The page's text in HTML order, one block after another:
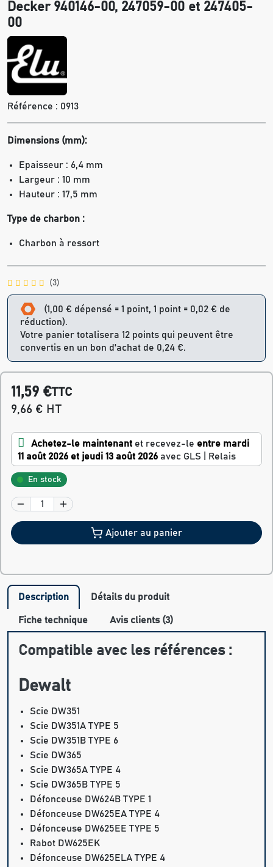
Decker 940146-00, 247059-00 et 247405-
00
Référence : 0913
Dimensions (mm):
Epaisseur : 6,4 mm
Largeur : 10 mm
Hauteur : 17,5 mm
Type de charbon :
Charbon à ressort
(3)
(1,00 € dépensé = 1 point, 1 point = 0,02 € de
réduction).
Votre panier totalisera 12 points qui peuvent être
convertis en un bon d'achat de 0,24 €.
11,59 €TTC
9,66 € HT
Achetez-le maintenant et recevez-le entre mardi
11 août 2026 et jeudi 13 août 2026 avec GLS | Relais
En stock
Ajouter au panier
Description Détails du produit
Fiche technique Avis clients (3)
Compatible avec les références :
Dewalt
Scie DW351
Scie DW351A TYPE 5
Scie DW351B TYPE 6
Scie DW365
Scie DW365A TYPE 4
Scie DW365B TYPE 5
Défonceuse DW624B TYPE 1
Défonceuse DW625EA TYPE 4
Défonceuse DW625EE TYPE 5
Rabot DW625EK
Défonceuse DW625ELA TYPE 4